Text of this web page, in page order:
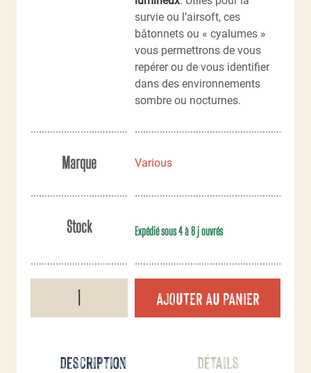
survie ou l’airsoft, ces
bâtonnets ou « cyalumes »
vous permettrons de vous
repérer ou de vous identifier
dans des environnements
sombre ou nocturnes.
Marque Various
Stock Expédié sous 4 à 8 j ouvrés
AJOUTER AU PANIER
Description Détails